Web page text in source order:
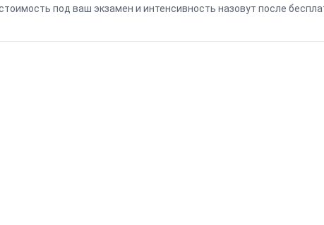
под ваш экзамен и интенсивность назовут после